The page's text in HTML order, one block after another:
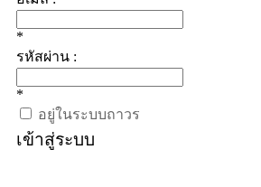
*
รหัสผ่าน :
*
อยู่ในระบบถาวร
เข้าสู่ระบบ